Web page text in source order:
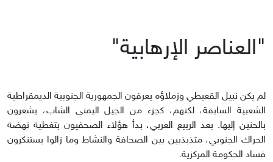
"العناصر الإرهابية"
لم يكن نبيل القعيطي وزملاؤه يعرفون الجمهورية الجنوبية الديمقراطية
الشعبية السابقة، لكنهم، كجزء من الجيل اليمني الشاب، يشعرون
بالحنين إليها. بعد الربيع العربي، بدأ هؤلاء الصحفيون بتغطية نهضة
الحراك الجنوبي، متذبذبين بين الصحافة والنشاط وما زالوا يستنكرون
فساد الحكومة المركزية.